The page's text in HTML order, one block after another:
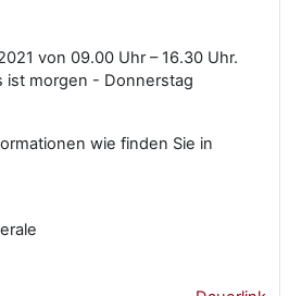
von 09.00 Uhr – 16.30 Uhr.
ist morgen - Donnerstag
wie finden Sie in